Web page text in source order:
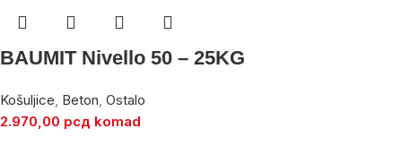
BAUMIT Nivello 50 – 25KG
Košuljice, Beton, Ostalo
2.970,00 рсд komad